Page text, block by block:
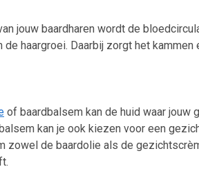
jouw baardharen wordt de
de haargroei. Daarbij zorgt het
of baardbalsem kan de huid waar jouw
kan je ook kiezen voor een
zowel de baardolie als de